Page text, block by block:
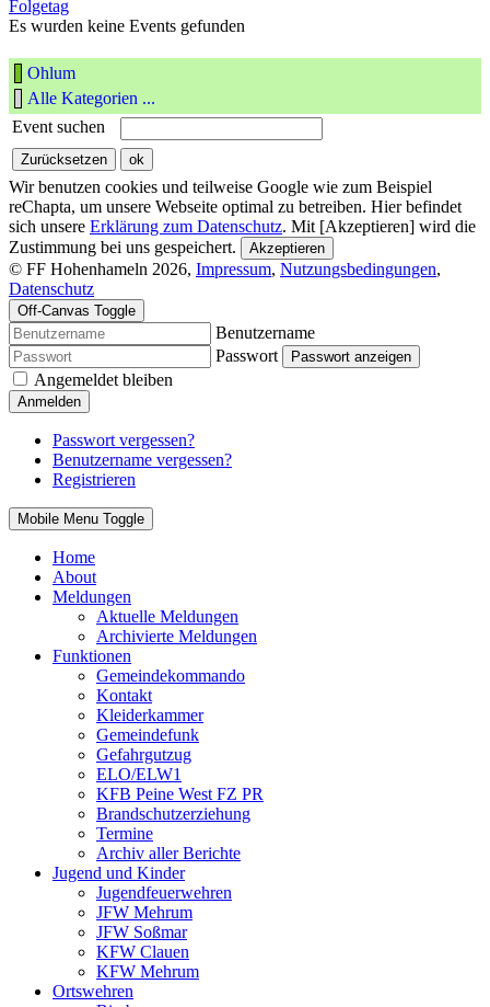
Folgetag
Es wurden keine Events gefunden
Ohlum
Alle Kategorien ...
Event suchen
Wir benutzen cookies und teilweise Google wie zum Beispiel
reChapta, um unsere Webseite optimal zu betreiben. Hier befindet
sich unsere Erklärung zum Datenschutz. Mit [Akzeptieren] wird die
Zustimmung bei uns gespeichert.
Akzeptieren
© FF Hohenhameln 2026, Impressum, Nutzungsbedingungen,
Datenschutz
Off-Canvas Toggle
Benutzername
Passwort
Passwort anzeigen
Angemeldet bleiben
Anmelden
Passwort vergessen?
Benutzername vergessen?
Registrieren
Mobile Menu Toggle
Home
About
Meldungen
Aktuelle Meldungen
Archivierte Meldungen
Funktionen
Gemeindekommando
Kontakt
Kleiderkammer
Gemeindefunk
Gefahrgutzug
ELO/ELW1
KFB Peine West FZ PR
Brandschutzerziehung
Termine
Archiv aller Berichte
Jugend und Kinder
Jugendfeuerwehren
JFW Mehrum
JFW Soßmar
KFW Clauen
KFW Mehrum
Ortswehren